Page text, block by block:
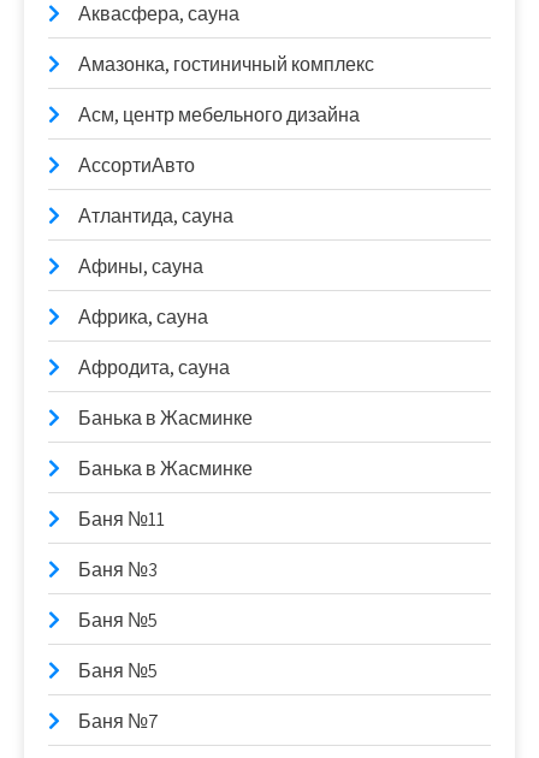
Аквасфера, сауна
Амазонка, гостиничный комплекс
Асм, центр мебельного дизайна
АссортиАвто
Атлантида, сауна
Афины, сауна
Африка, сауна
Афродита, сауна
Банька в Жасминке
Банька в Жасминке
Баня №11
Баня №3
Баня №5
Баня №5
Баня №7